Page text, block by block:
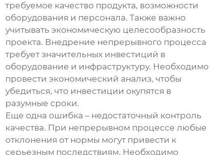
требуемое качество продукта, возможности
оборудования и персонала. Также важно
учитывать экономическую целесообразность
проекта. Внедрение непрерывного процесса
требует значительных инвестиций в
оборудование и инфраструктуру. Необходимо
провести экономический анализ, чтобы
убедиться, что инвестиции окупятся в
разумные сроки.
Еще одна ошибка – недостаточный контроль
качества. При непрерывном процессе любые
отклонения от нормы могут привести к
серьезным последствиям. Необходимо